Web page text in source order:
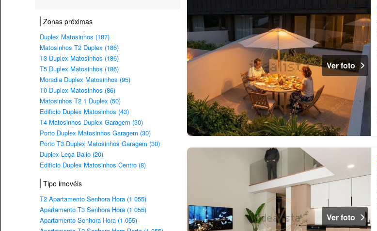
Zonas próximas
Duplex Matosinhos (187)
Matosinhos T2 Duplex (186)
T3 Duplex Matosinhos (186)
T5 Duplex Matosinhos (186)
Moradia Duplex Matosinhos (95)
T0 Duplex Matosinhos (86)
Matosinhos T2 1 Duplex (50)
Edificio Duplex Matosinhos (43)
T4 Matosinhos Duplex Garagem (30)
Porto Duplex Matosinhos Garagem (30)
Porto T3 Duplex Matosinhos Garagem (30)
Duplex Leça Balio (20)
Edificio Duplex Matosinhos Centro (8)
Tipo imovéis
T2 Apartamento Senhora Hora (1 055)
Apartamento T3 Senhora Hora (1 055)
Apartamento Senhora Hora (1 055)
Ver foto
Ver foto